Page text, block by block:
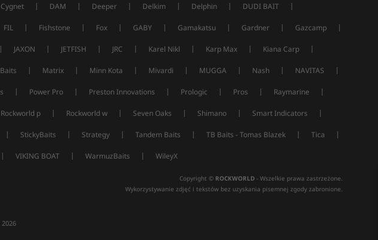
Cygnet | DAM | Deeper | Delkim | Delphin | DUDI BAIT |
FIL | Fishstone | Fox | GABY | Gamakatsu | Gardner | Gazcamp |
| JAXON | JETFISH | JRC | Karel Nikl | Karp Max | Kiana Carp |
| Matrix | Minn Kota | Mivardi | MUGGA | Nash | NAVITAS |
| Power Pro | Preston Innovations | Prologic | Pros | Raymarine |
Rockworld p | Rockworld w | Seven Oaks | Shimano | Smart Indicators |
| StickyBaits | Strategy | Tandem Baits | TB Baits - Tomas Blazek | Tica |
| VIKING BOAT | WarmuzBaits | WileyX
Copyright © ROCKWORLD- Wszelkie prawa zastrzeżone.
Wykorzystywanie zdjęć i tekstów bez uzyskania pisemnej zgody zabronione.